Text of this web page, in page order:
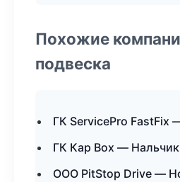
Похожие
подвеска
ГК ServicePro FastFix
ГК Кар Box — Нальчик
ООО PitStop Drive —